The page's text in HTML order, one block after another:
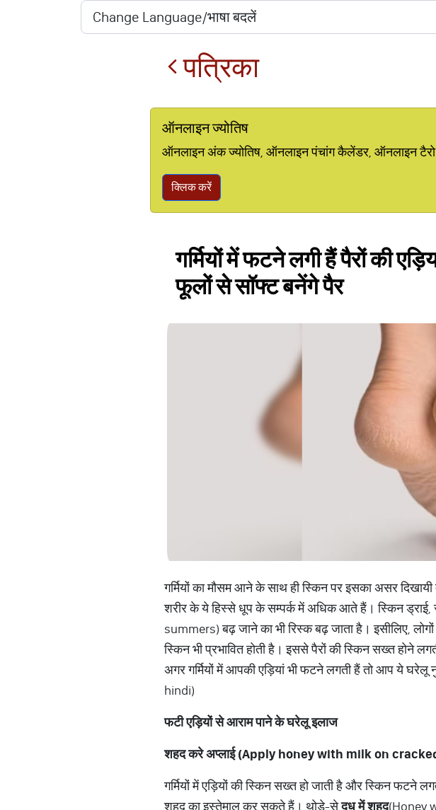
पत्रिका
ऑनलाइन ज्योतिष
ऑनलाइन अंक ज्योतिष, ऑनलाइन पंचांग कैलेंडर, ऑनलाइन टैरो
क्लिक करें
गर्मियों में फटने लगी हैं पैरों की
फूलों से सॉफ्ट बनेंगे पैर
गर्मियों का मौसम आने के साथ ही स्किन पर इसका असर
शरीर के ये हिस्से धूप के सम्पर्क में अधिक आते हैं। स्किन ड्राई,
summers) बढ़ जाने का भी रिस्क बढ़ जाता है। इसीलिए,
स्किन भी प्रभावित होती है। इससे पैरों की स्किन सख्त होने
अगर गर्मियों में आपकी एड़ियां भी फटने लगती हैं तो आप ये
hindi)
फटी एड़ियों से आराम पाने के घरेलू इलाज
शहद करे अप्लाई (Apply honey with milk on
गर्मियों में एड़ियों की स्किन सख्त हो जाती है और स्किन फटने
शहद का इस्तेमाल कर सकते हैं। थोड़े-सेदूधमेंशहद(Honey